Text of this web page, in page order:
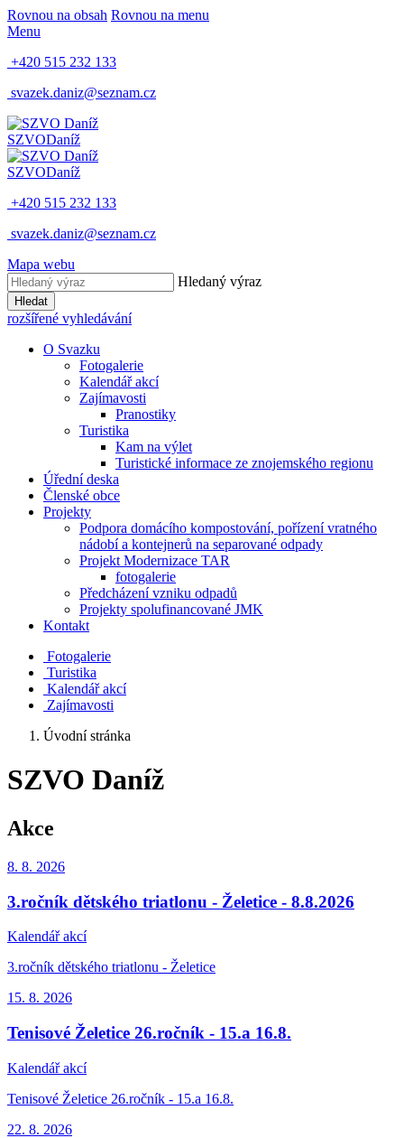
Rovnou na obsah Rovnou na menu
Menu
+420 515 232 133
svazek.daniz@seznam.cz
SZVODaníž
SZVODaníž
+420 515 232 133
svazek.daniz@seznam.cz
Mapa webu
Hledaný výraz
Hledat
rozšířené vyhledávání
O Svazku
Fotogalerie
Kalendář akcí
Zajímavosti
Pranostiky
Turistika
Kam na výlet
Turistické informace ze znojemského regionu
Úřední deska
Členské obce
Projekty
Podpora domácího kompostování, pořízení vratného
nádobí a kontejnerů na separované odpady
Projekt Modernizace TAR
fotogalerie
Předcházení vzniku odpadů
Projekty spolufinancované JMK
Kontakt
Fotogalerie
Turistika
Kalendář akcí
Zajímavosti
Úvodní stránka
SZVO Daníž
Akce
8. 8. 2026
3.ročník dětského triatlonu - Želetice - 8.8.2026
Kalendář akcí
3.ročník dětského triatlonu - Želetice
15. 8. 2026
Tenisové Želetice 26.ročník - 15.a 16.8.
Kalendář akcí
Tenisové Želetice 26.ročník - 15.a 16.8.
22. 8. 2026